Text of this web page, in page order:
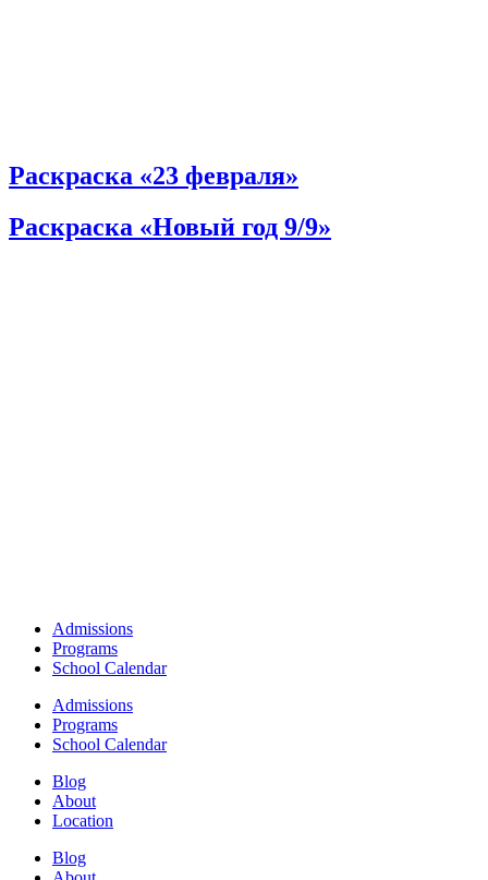
Раскраска «23 февраля»
Раскраска «Новый год 9/9»
Admissions
Programs
School Calendar
Admissions
Programs
School Calendar
Blog
About
Location
Blog